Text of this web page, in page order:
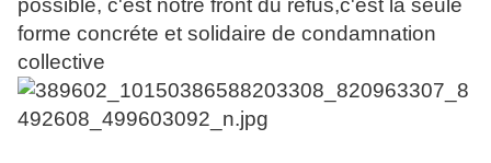
possible, c'est notre front du refus,c'est la seule
forme concréte et solidaire de condamnation
collective